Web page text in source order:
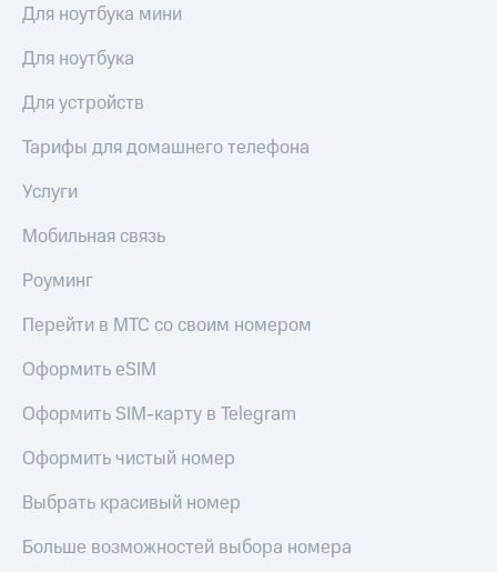
Все
товары
Для ноутбука мини
Для ноутбука
Для устройств
Тарифы для домашнего телефона
Услуги
Мобильная связь
Роуминг
Перейти в МТС со своим номером
Оформить eSIM
Оформить SIM-карту в Telegram
Оформить чистый номер
Выбрать красивый номер
Больше возможностей выбора номера